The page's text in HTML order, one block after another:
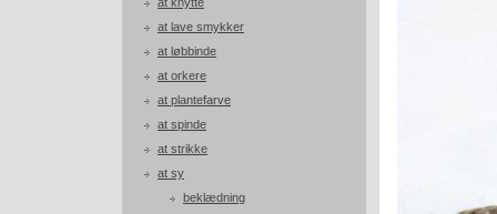
at lave smykker
at løbbinde
at orkere
at plantefarve
at spinde
at strikke
at sy
beklædning